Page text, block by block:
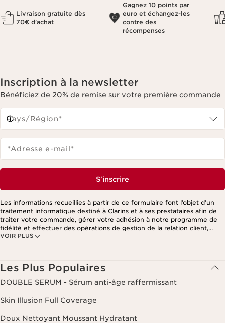
Livraison gratuite dès
70€ d'achat
Gagnez 10 points par
euro et échangez-les
contre des
récompenses
Inscription à la newsletter
Bénéficiez de 20% de remise sur votre première commande
Pays/Région*
*Adresse e-mail*
S'inscrire
VOIR PLUS
Les informations recueillies à partir de ce formulaire font l’objet d’un
traitement informatique destiné à Clarins et à ses prestataires afin de
traiter votre commande, gérer votre adhésion à notre programme de
fidélité et effectuer des opérations de gestion de la relation client,
notamment pour vous adresser des offres personnalisées en fonction
Les Plus Populaires
DOUBLE SERUM - Sérum anti-âge raffermissant
Skin Illusion Full Coverage
Doux Nettoyant Moussant Hydratant